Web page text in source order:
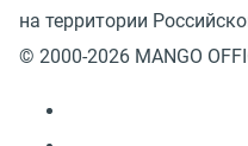
на территории
© 2000-2026 MANGO